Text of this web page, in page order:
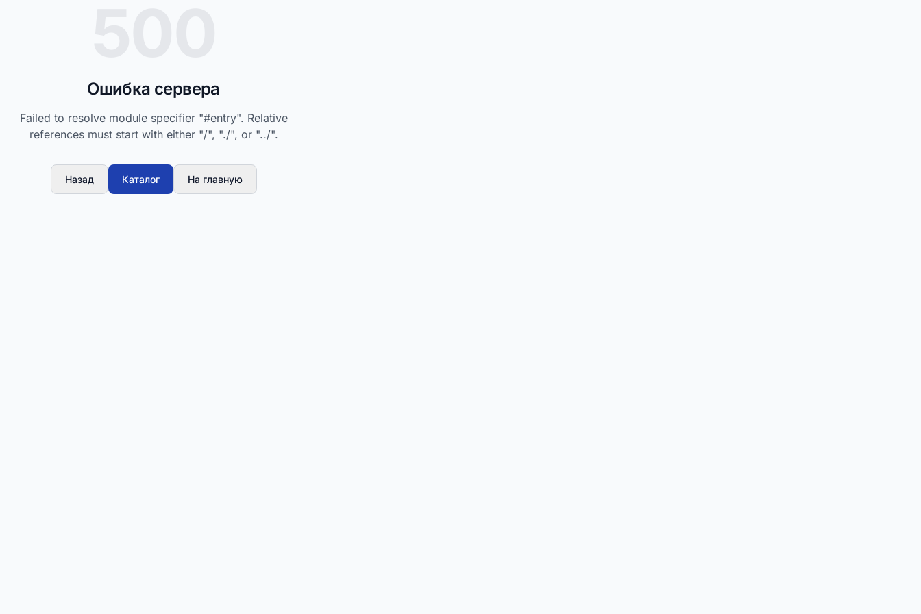
Ошибка сервера
Failed to resolve module specifier "#entry". Relative
references must start with either "/", "./", or "../".
Назад Каталог На главную